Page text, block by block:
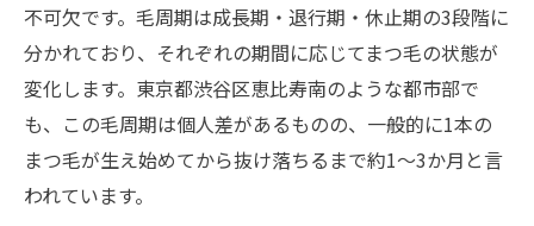
不可欠です。毛周期は成長期・退行期・休止期の3段階に
分かれており、それぞれの期間に応じてまつ毛の状態が
変化します。東京都渋谷区恵比寿南のような都市部で
も、この毛周期は個人差があるものの、一般的に1本の
まつ毛が生え始めてから抜け落ちるまで約1〜3か月と言
われています。